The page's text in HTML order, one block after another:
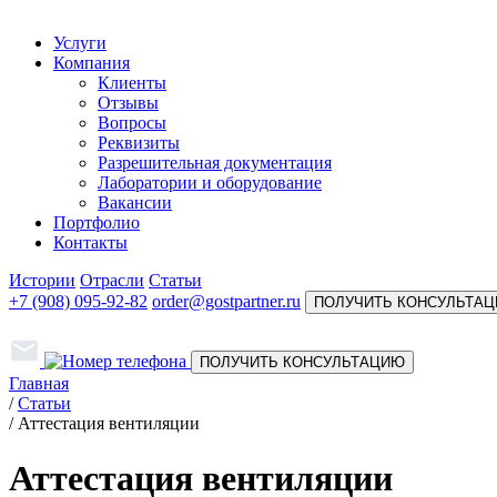
Услуги
Компания
Клиенты
Отзывы
Вопросы
Реквизиты
Разрешительная документация
Лаборатории и оборудование
Вакансии
Портфолио
Контакты
Истории Отрасли Статьи
+7 (908) 095-92-82 order@gostpartner.ru ПОЛУЧИТЬ
ПОЛУЧИТЬ КОНСУЛЬТАЦИЮ
Главная
/ Статьи
/ Аттестация вентиляции
Аттестация вентиляции